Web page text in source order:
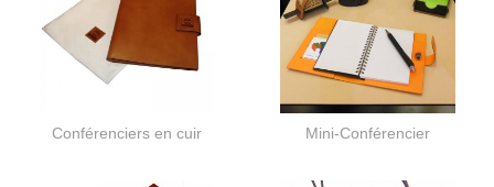
Conférenciers en cuir Mini-Conférencier